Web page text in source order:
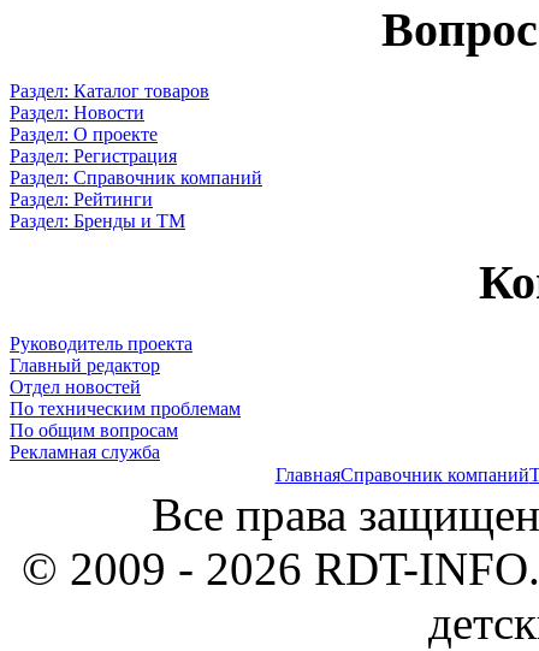
Раздел: Каталог товаров
Раздел: Новости
Раздел: О проекте
Раздел: Регистрация
Раздел: Справочник компаний
Раздел: Рейтинги
Раздел: Бренды и ТМ
Руководитель проекта
Главный редактор
Отдел новостей
По техническим проблемам
По общим вопросам
Рекламная служба
ГлавнаяСправочник компаний
Все права
© 2009 - 2026 RDT-